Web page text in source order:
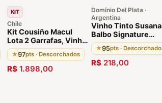
KIT
Chile
Kit Cousiño Macul
Lota 2 Garrafas, Vinho
Chileno Premiado
Cabernet Sauvignon e
Merlot, 97 Pontos,
Eleito Melhor Vinho do
★97pts · Descorchados
R$ 1.898,00
Domínio Del Plata ·
Argentina
Vinho Tinto Susana
Balbo Signature
Brioso 2019
Luján de Cuyo
★95pts ·
R$ 218,00